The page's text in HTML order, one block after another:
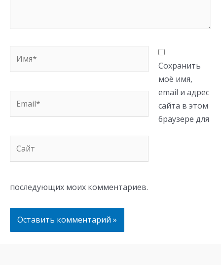
Сохранить
моё имя,
email и адрес
сайта в этом
браузере для
последующих моих комментариев.